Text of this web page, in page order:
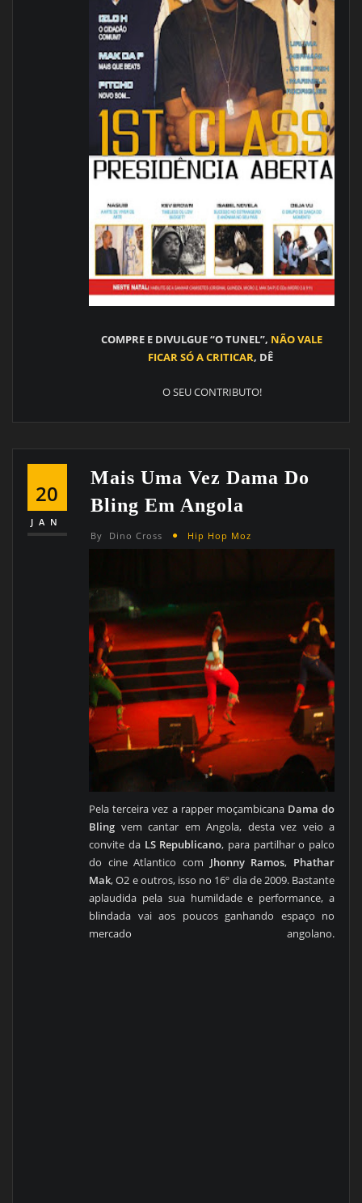
COMPRE E DIVULGUE “O TUNEL”, NÃO VALE
FICAR SÓ A CRITICAR, DÊ
O SEU CONTRIBUTO!
20
JAN
Mais Uma Vez Dama Do
Bling Em Angola
By Dino Cross Hip Hop Moz
Pela terceira vez a rapper moçambicana Dama do
Bling vem cantar em Angola, desta vez veio a
convite da LS Republicano, para partilhar o palco
do cine Atlantico com Jhonny Ramos, Phathar
Mak, O2 e outros, isso no 16º dia de 2009. Bastante
aplaudida pela sua humildade e performance, a
blindada vai aos poucos ganhando espaço no
mercado angolano.